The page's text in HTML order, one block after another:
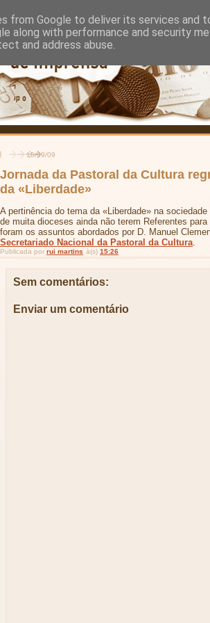
15/09/09
Jornada da Pastoral da Cultura
da «Liberdade»
A pertinência do tema da «Liberdade» na
de muita dioceses ainda não terem Referentes
foram os assuntos abordados por D. Manuel
Secretariado Nacional da Pastoral da Cultura.
Publicada por rui martins à(s) 15:26
Sem comentários:
Enviar um comentário
from Google to deliver its services and
along with performance and security
and address abuse.